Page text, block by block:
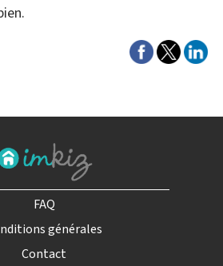
FAQ
générales
Contact